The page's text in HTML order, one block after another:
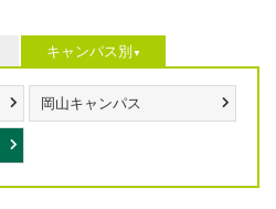
キャンパス別
岡山キャンパス